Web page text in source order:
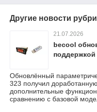
Другие новости
21.07.2026
becool
поддержкой
Обновлённый
323 получил
дополнительные
сравнению с базовой